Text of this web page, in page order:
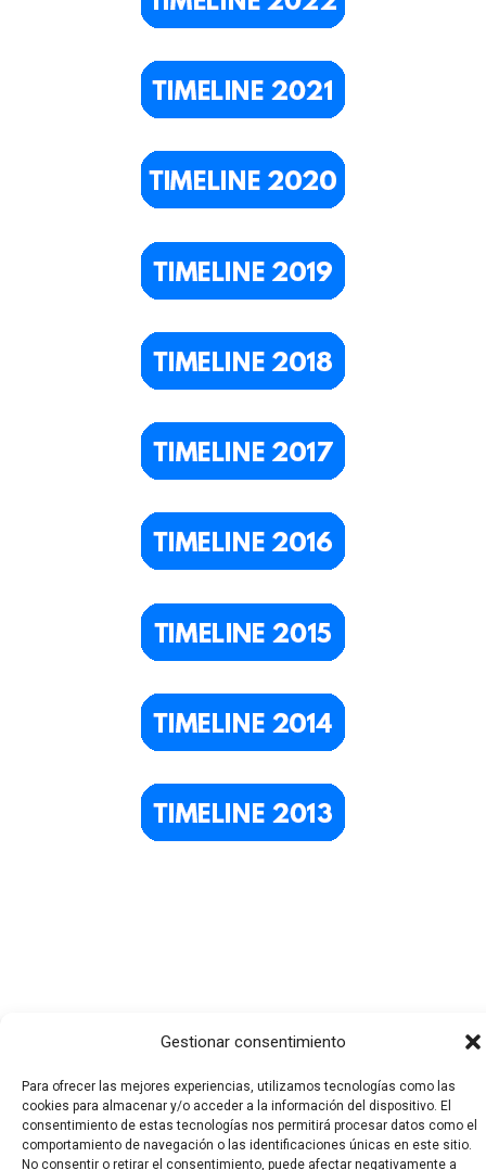
Gestionar consentimiento
Para ofrecer las mejores experiencias, utilizamos tecnologías como las
cookies para almacenar y/o acceder a la información del dispositivo. El
consentimiento de estas tecnologías nos permitirá procesar datos como el
comportamiento de navegación o las identificaciones únicas en este sitio.
No consentir o retirar el consentimiento, puede afectar negativamente a
Todos los derechos © 2026 El Funerario Digital | Funciona